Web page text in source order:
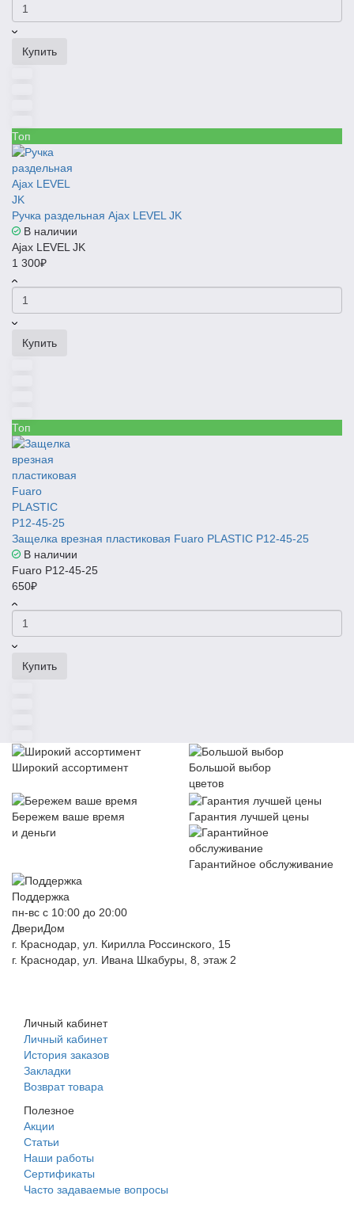
Купить
Топ
Ручка раздельная Ajax LEVEL JK
В наличии
Ajax LEVEL JK
1 300₽
Купить
Топ
Защелка врезная пластиковая Fuaro PLASTIC P12-45-25
В наличии
Fuaro P12-45-25
650₽
Купить
Широкий ассортимент
Большой выбор
цветов
Бережем ваше время
и деньги
Гарантия лучшей цены
Гарантийное обслуживание
Поддержка
пн-вс с 10:00 до 20:00
ДвериДом
г. Краснодар, ул. Кирилла Россинского, 15
г. Краснодар, ул. Ивана Шкабуры, 8, этаж 2
Личный кабинет
Личный кабинет
История заказов
Закладки
Возврат товара
Полезное
Акции
Статьи
Наши работы
Сертификаты
Часто задаваемые вопросы